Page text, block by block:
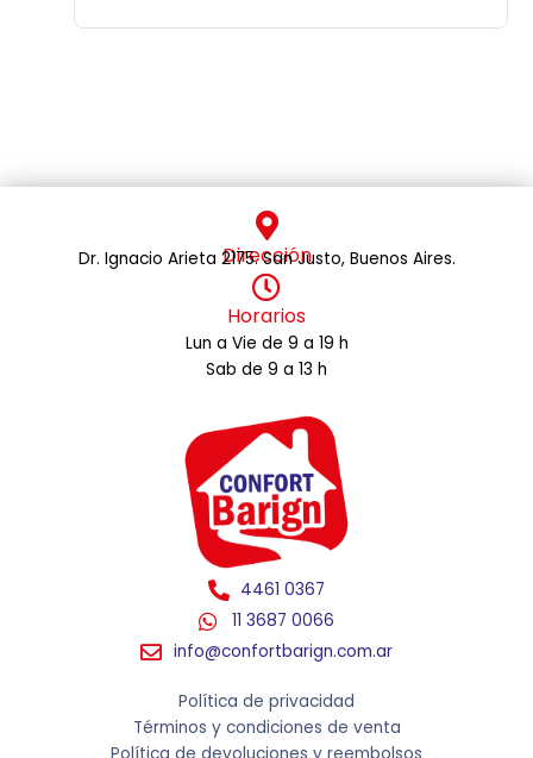
Dirección
Dr. Ignacio Arieta 2175. San Justo, Buenos Aires.
Horarios
Lun a Vie de 9 a 19 h
Sab de 9 a 13 h
4461 0367
11 3687 0066
info@confortbarign.com.ar
Política de privacidad
Términos y condiciones de venta